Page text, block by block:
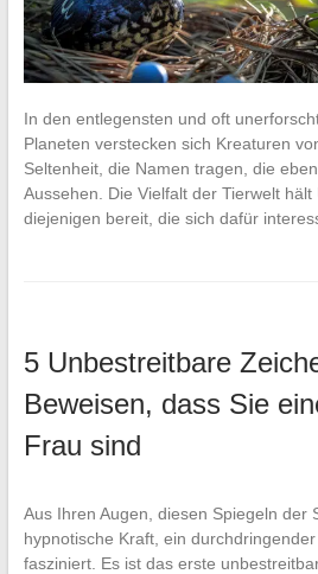
In den entlegensten und oft
Planeten verstecken sich Kreaturen
Seltenheit, die Namen tragen, die
Aussehen. Die Vielfalt der Tierwelt
diejenigen bereit, die sich dafür
5 Unbestreitbare
Beweisen, dass Sie
Frau sind
Aus Ihren Augen, diesen Spiegeln der
hypnotische Kraft, ein
fasziniert. Es ist das erste